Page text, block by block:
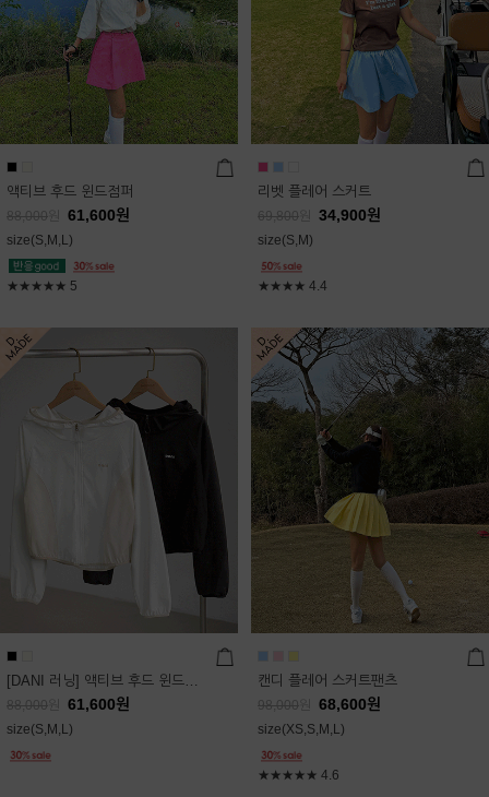
액티브 후드 윈드점퍼
88,000 61,600원
size(S,M,L)
★★★★★ 5
리벳 플레어 스커트
69,800 34,900원
size(S,M)
★★★★ 4.4
[DANI 러닝] 액티브 후드 윈드점퍼
88,000 61,600원
size(S,M,L)
캔디 플레어 스커트팬츠
98,000 68,600원
size(XS,S,M,L)
★★★★★ 4.6